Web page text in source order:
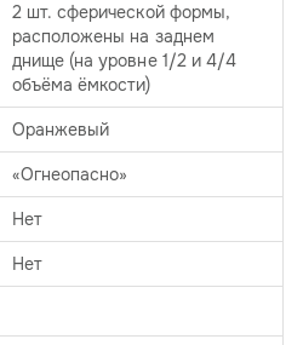
2 шт. сферической формы,
расположены на заднем
днище (на уровне 1/2 и 4/4
объёма ёмкости)
Оранжевый
«Огнеопасно»
Нет
Нет